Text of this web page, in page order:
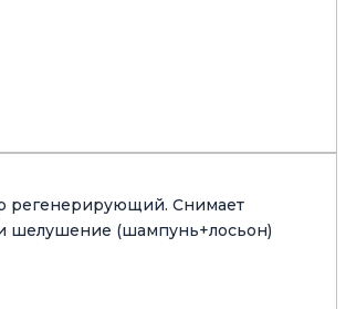
регенерирующий. Снимает
шелушение (шампунь+лосьон)